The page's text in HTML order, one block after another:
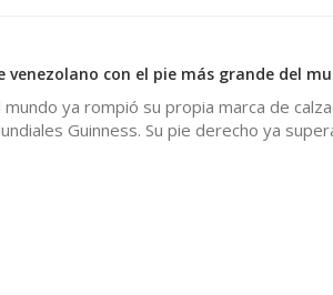
con el pie más grande del
ya rompió su propia marca de
Guinness. Su pie derecho ya